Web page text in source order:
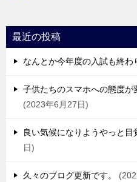
最近の投稿
なんとか今年度の入試も終わ
子供たちのスマホへの態度
2023年6月27日
良い気候になりようやっと目
日
久々のブログ更新です。